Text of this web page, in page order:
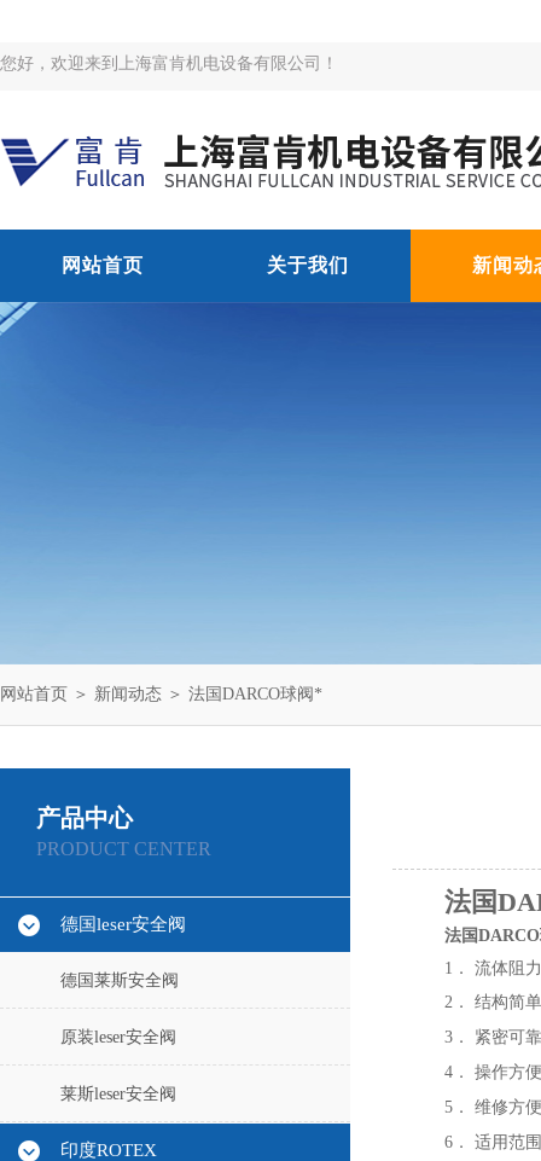
您好，欢迎来到上海富肯机电设备有限公司！
网站首页 关于我们 新闻动
网站首页 ＞ 新闻动态 ＞ 法国DARCO球阀*
产品中心
PRODUCT CENTER
德国leser安全阀
德国莱斯安全阀
原装leser安全阀
莱斯leser安全阀
印度ROTEX
法国
法国
1． 流体阻
2． 结构简
3． 紧密可
4． 操作方
5． 维修方
6． 适用范